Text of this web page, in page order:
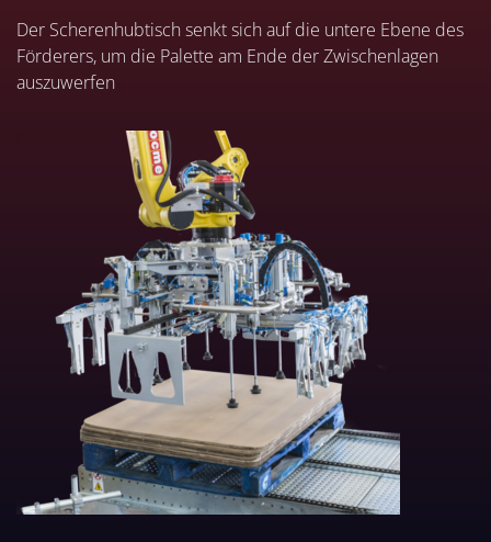
Der Scherenhubtisch senkt sich auf die untere Ebene des
Förderers, um die Palette am Ende der Zwischenlagen
auszuwerfen